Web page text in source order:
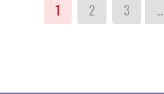
1 2 3 …